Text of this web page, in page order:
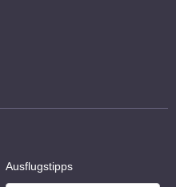
Ausflugstipps